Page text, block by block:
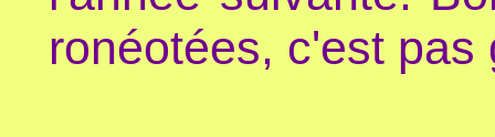
ronéotées, c'est pas